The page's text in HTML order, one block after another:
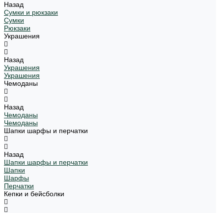
Назад
Сумки и рюкзаки
Сумки
Рюкзаки
Украшения
Назад
Украшения
Украшения
Чемоданы
Назад
Чемоданы
Чемоданы
Шапки шарфы и перчатки
Назад
Шапки шарфы и перчатки
Шапки
Шарфы
Перчатки
Кепки и бейсболки